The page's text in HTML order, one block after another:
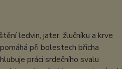
ledvin, jater, žlučníku a krve
při bolestech břicha
práci srdečního svalu